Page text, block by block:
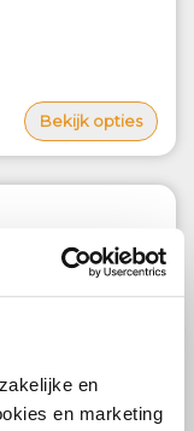
en
en marketing
Bekijk opties